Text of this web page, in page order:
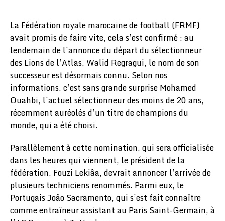
La Fédération royale marocaine de football (FRMF)
avait promis de faire vite, cela s’est confirmé : au
lendemain de l’annonce du départ du sélectionneur
des Lions de l’Atlas, Walid Regragui, le nom de son
successeur est désormais connu. Selon nos
informations, c’est sans grande surprise Mohamed
Ouahbi, l’actuel sélectionneur des moins de 20 ans,
récemment auréolés d’un titre de champions du
monde, qui a été choisi.
Parallèlement à cette nomination, qui sera officialisée
dans les heures qui viennent, le président de la
fédération, Fouzi Lekiâa, devrait annoncer l’arrivée de
plusieurs techniciens renommés. Parmi eux, le
Portugais João Sacramento, qui s’est fait connaître
comme entraîneur assistant au Paris Saint-Germain, à